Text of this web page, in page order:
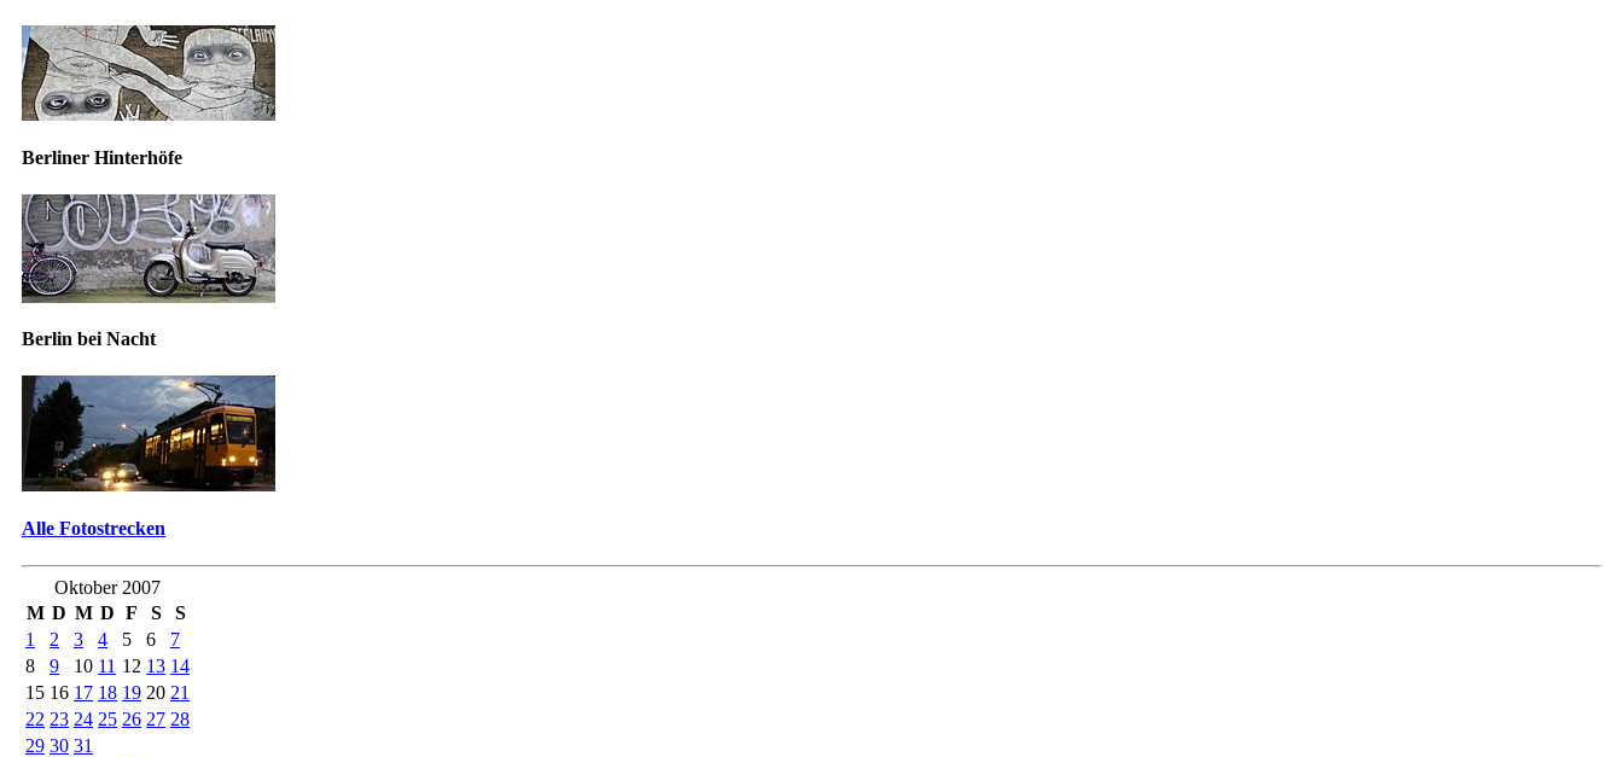
Berliner Hinterhöfe
Berlin bei Nacht
Alle Fotostrecken
Oktober 2007
M D M D F S S
1 2 3 4 5 6
7
8
9 10 11 12 13 14
15 16 17 18 19 20 21
22 23 24 25 26 27 28
29 30 31